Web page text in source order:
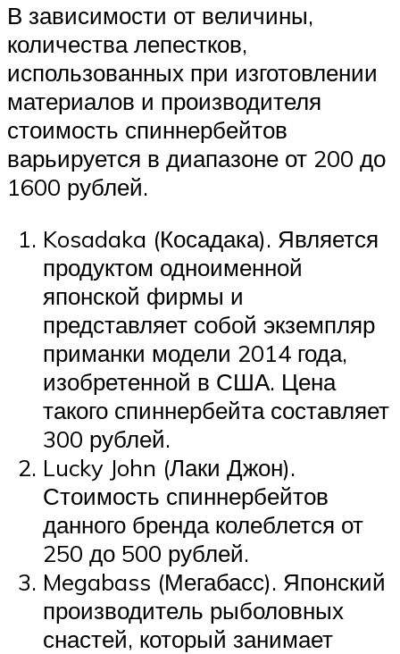
В зависимости от величины,
количества лепестков,
использованных при изготовлении
материалов и производителя
стоимость спиннербейтов
варьируется в диапазоне от 200 до
1600 рублей.
Kosadaka (Косадака). Является
продуктом одноименной
японской фирмы и
представляет собой экземпляр
приманки модели 2014 года,
изобретенной в США. Цена
такого спиннербейта составляет
300 рублей.
Lucky John (Лаки Джон).
Стоимость спиннербейтов
данного бренда колеблется от
250 до 500 рублей.
Megabass (Мегабасс). Японский
производитель рыболовных
снастей, который занимает